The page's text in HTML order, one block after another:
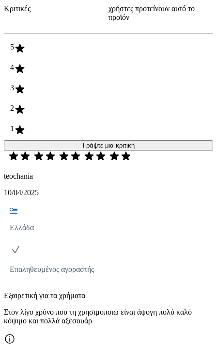
Κριτικές
χρήστες προτείνουν αυτό το
προϊόν
5
4
3
2
1
Γράψτε μια κριτική
teochania
10/04/2025
Ελλάδα
Επαληθευμένος αγοραστής
Εξαιρετική για τα χρήματα
Στον λίγο χρόνο που τη χρησιμοποιώ είναι άψογη πολύ καλό
κόψιμο και πολλά αξεσουάρ